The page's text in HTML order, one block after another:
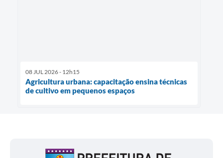
08 JUL 2026 - 12h15
Agricultura urbana: capacitação ensina técnicas
de cultivo em pequenos espaços